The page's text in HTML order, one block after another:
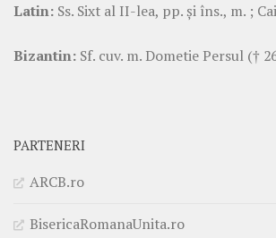
Latin: Ss. Sixt al II-lea, pp. şi îns., m. ;
Bizantin: Sf. cuv. m. Dometie Persul (†
PARTENERI
ARCB.ro
BisericaRomanaUnita.ro